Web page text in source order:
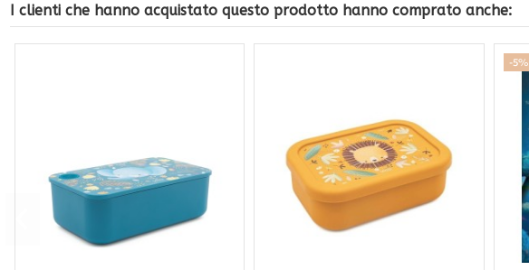
I clienti che hanno acquistato questo prodotto hanno comprato anche:
-5%